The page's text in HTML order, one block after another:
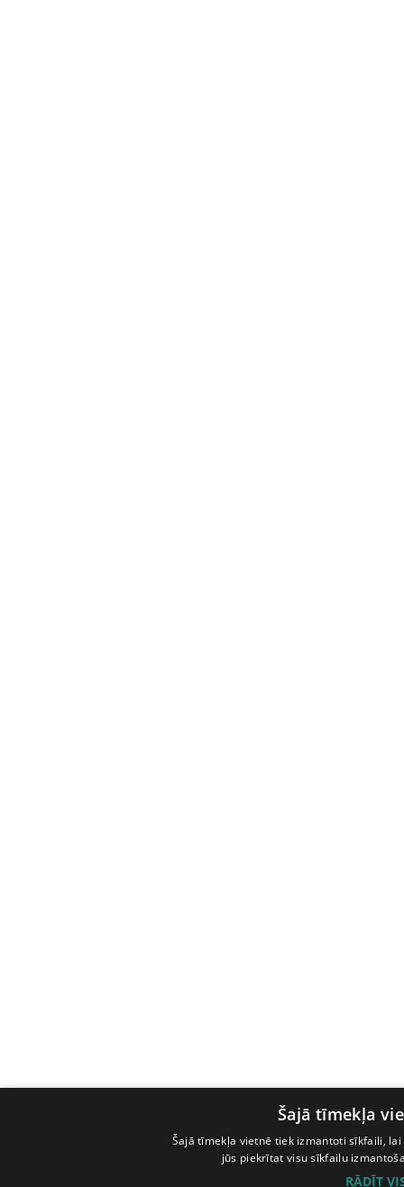
Šajā tīmekļa
Šajā tīmekļa vietnē tiek izmantoti sīkfaili,
jūs piekrītat visu sīkfailu
RĀDĪT